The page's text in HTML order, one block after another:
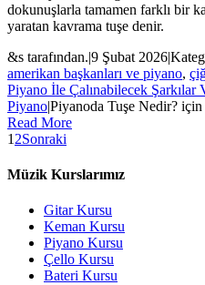
dokunuşlarla tamamen farklı bir
yaratan kavrama tuşe denir.
&s tarafından.|9 Şubat 2026|
amerikan başkanları ve piyano,
Piyano İle Çalınabilecek Şarkılar
Piyano|Piyanoda Tuşe Nedir? için
Read More
1 2Sonraki
Müzik Kurslarımız
Gitar Kursu
Keman Kursu
Piyano Kursu
Çello Kursu
Bateri Kursu